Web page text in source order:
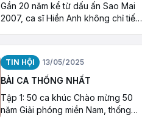
Gần 20 năm kể từ dấu ấn Sao Mai
2007, ca sĩ Hiền Anh không chỉ tiếp
ca, âm nhạc hướng thiện và những
hoạt động kết nối cộng đồng
TIN HỘI 13/05/2025
BÀI CA THỐNG NHẤT
Tập 1: 50 ca khúc Chào mừng 50
năm Giải phóng miền Nam, thống